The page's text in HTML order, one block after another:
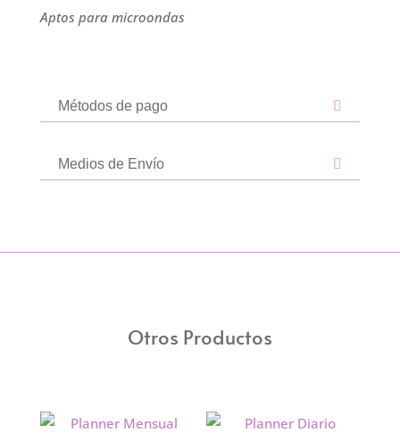
plato
Aptos para microondas
Métodos de pago
Medios de Envío
Otros Productos